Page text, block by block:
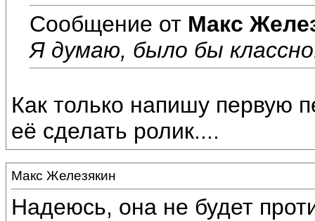
Сообщение от Макс
Я думаю, было бы
Как только напишу первую
её сделать ролик....
Макс Железякин
Надеюсь, она не будет